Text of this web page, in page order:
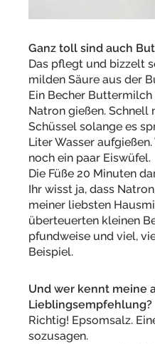
Ganz toll sind auch
Das pflegt und bizzelt
milden Säure aus der
Ein Becher
Natron gießen. Schnell
Schüssel solange es
Liter Wasser
noch ein paar Eiswüfel.
Die Füße 20 Minuten
Ihr wisst ja, dass
meiner liebsten
überteuerten kleinen
pfundweise und viel,
Beispiel.
Und wer kennt meine
Lieblingsempfehlung?
Richtig! Epsomsalz.
sozusagen.